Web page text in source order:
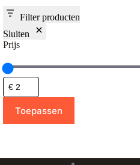
Filter producten
Sluiten
Prijs
Toepassen